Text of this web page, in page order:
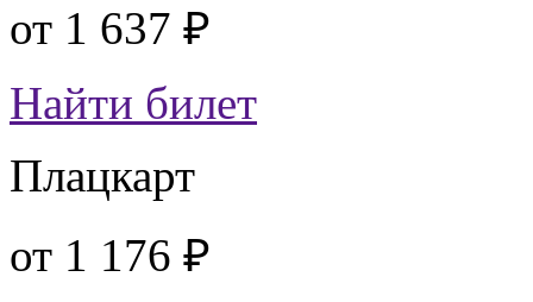
от 1 637 ₽
Найти билет
Плацкарт
от 1 176 ₽